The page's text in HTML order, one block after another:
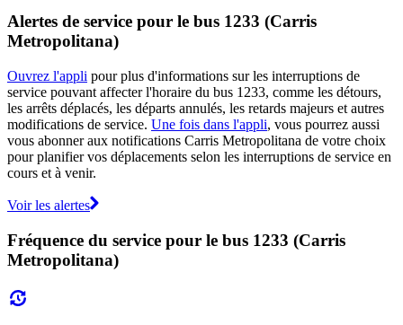
Alertes de service pour le bus 1233 (Carris
Metropolitana)
Ouvrez l'appli pour plus d'informations sur les interruptions de
service pouvant affecter l'horaire du bus 1233, comme les détours,
les arrêts déplacés, les départs annulés, les retards majeurs et autres
modifications de service. Une fois dans l'appli, vous pourrez aussi
vous abonner aux notifications Carris Metropolitana de votre choix
pour planifier vos déplacements selon les interruptions de service en
cours et à venir.
Voir les alertes
Fréquence du service pour le bus 1233 (Carris
Metropolitana)